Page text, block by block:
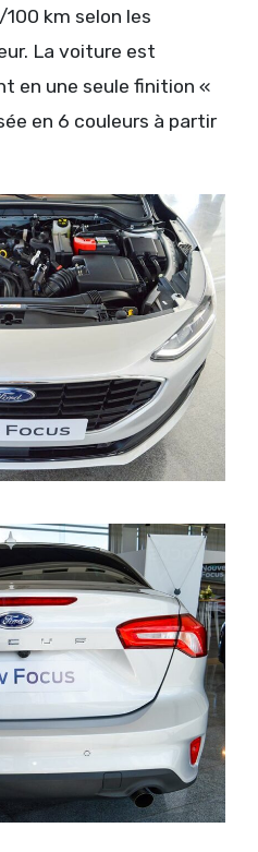
km selon les
La voiture est
en une seule finition «
en 6 couleurs à partir